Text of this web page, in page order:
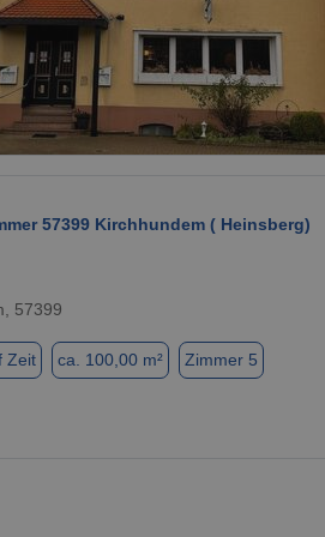
57399 Kirchhundem ( Heinsberg)
57399
Zeit ca. 100,00 m² Zimmer 5